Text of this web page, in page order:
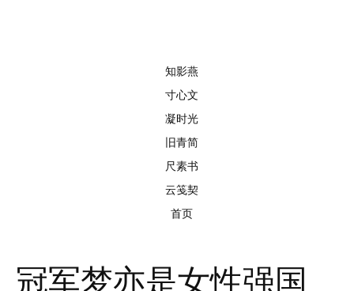
知影燕
寸心文
凝时光
旧青简
尺素书
云笺契
首页
冠军梦亦是女性强国